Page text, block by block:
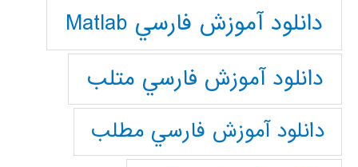
دانلود آموزش فارسي Matlab
دانلود آموزش فارسي متلب
دانلود آموزش فارسي مطلب